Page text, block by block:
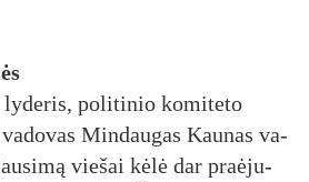
ly­de­ris, po­li­ti­nio ko­mi­te­to
Min­dau­gas Kau­nas va­
vie­šai kė­lė dar praė­ju­